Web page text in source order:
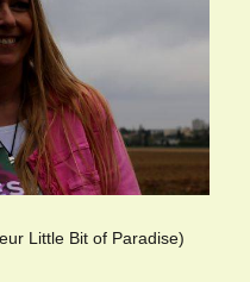
Little Bit of Paradise)